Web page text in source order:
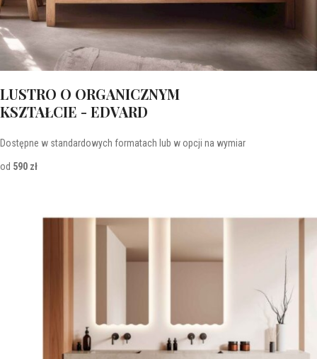
LUSTRO O ORGANICZNYM
KSZTAŁCIE - EDVARD
Dostępne w standardowych formatach lub w opcji na wymiar
od 590 zł